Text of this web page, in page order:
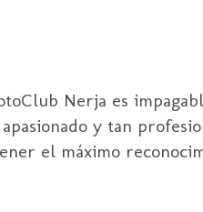
Nerja es
y tan
el máximo